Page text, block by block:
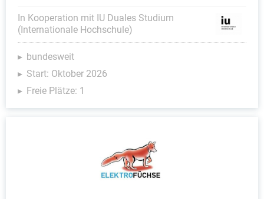
In Kooperation mit IU Duales Studium
(Internationale Hochschule)
bundesweit
Start: Oktober 2026
Freie Plätze: 1